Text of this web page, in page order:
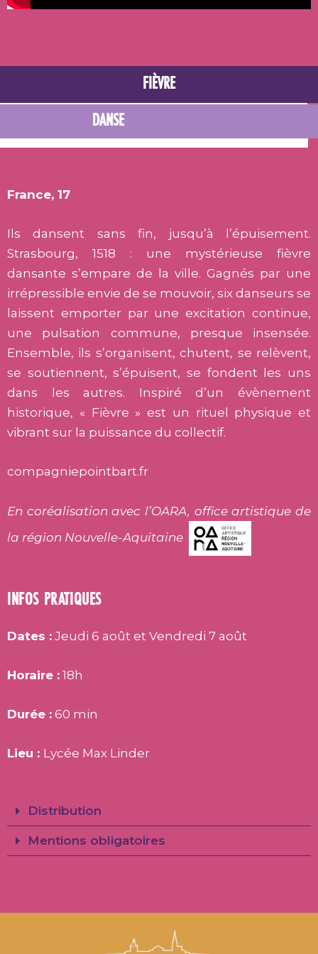
FIÈVRE
DANSE
France, 17
Ils dansent sans fin, jusqu’à l’épuisement.
Strasbourg, 1518 : une mystérieuse fièvre
dansante s’empare de la ville. Gagnés par une
irrépressible envie de se mouvoir, six danseurs se
laissent emporter par une excitation continue,
une pulsation commune, presque insensée.
Ensemble, ils s’organisent, chutent, se relèvent,
se soutiennent, s’épuisent, se fondent les uns
dans les autres. Inspiré d’un évènement
historique, « Fièvre » est un rituel physique et
vibrant sur la puissance du collectif.
compagniepointbart.fr
En coréalisation avec l’OARA, office artistique de
la région Nouvelle-Aquitaine
INFOS PRATIQUES
Dates : Jeudi 6 août et Vendredi 7 août
Horaire : 18h
Durée : 60 min
Lieu : Lycée Max Linder
Distribution
Mentions obligatoires